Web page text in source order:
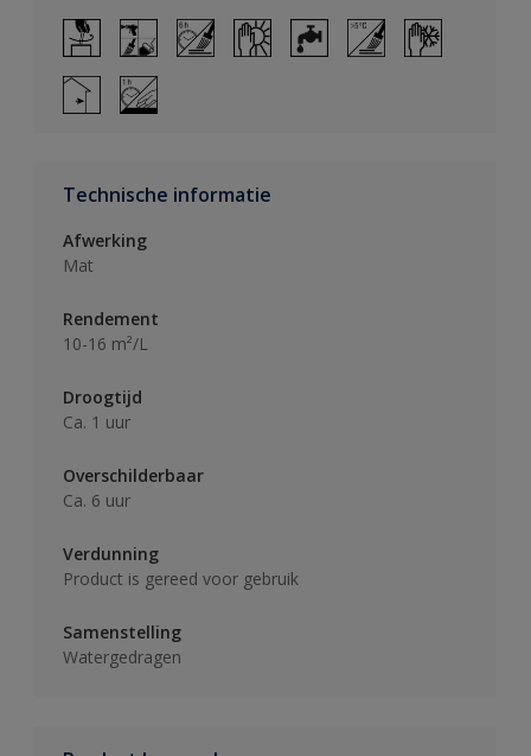
Technische informatie
Afwerking
Mat
Rendement
10-16 m²/L
Droogtijd
Ca. 1 uur
Overschilderbaar
Ca. 6 uur
Verdunning
Product is gereed voor gebruik
Samenstelling
Watergedragen